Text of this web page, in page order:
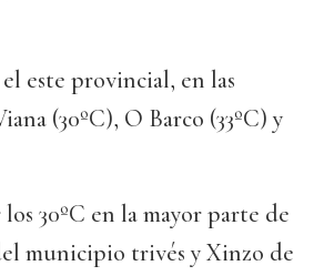
este provincial, en las
(30ºC), O Barco (33ºC) y
30ºC en la mayor parte de
municipio trivés y Xinzo de